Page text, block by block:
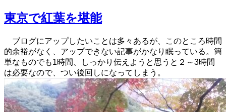
東京で紅葉を堪能
ブログにアップしたいことは多々あるが、このところ時間
的余裕がなく、アップできない記事がかなり眠っている。簡
単なものでも1時間、しっかり伝えようと思うと２～3時間
は必要なので、つい後回しになってしまう。